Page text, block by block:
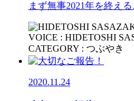
まず無事2021年を終え
VOICE : HIDETOSHI
CATEGORY : つぶやき
2020.11.24